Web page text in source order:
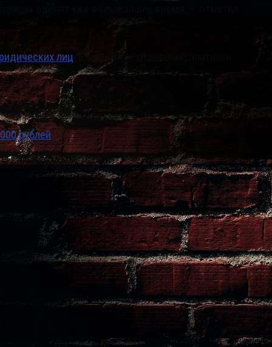
лиц , в том числе отделение элитного
000 рублей.
— в 2002 году.